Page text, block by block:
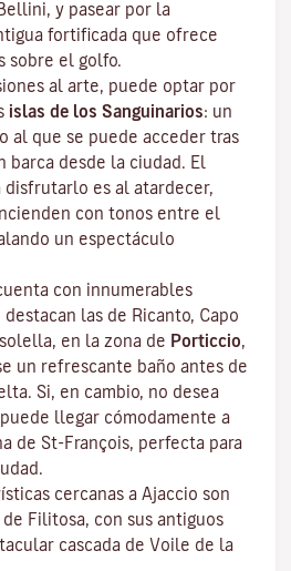
y pasear por la
fortificada que ofrece
sobre el golfo.
al arte, puede optar por
islas de los Sanguinarios: un
al que se puede acceder tras
barca desde la ciudad. El
disfrutarlo es al atardecer,
con tonos entre el
un espectáculo
con innumerables
las de Ricanto, Capo
Isolella, en la zona de Porticcio,
un refrescante baño antes de
Si, en cambio, no desea
llegar cómodamente a
de St-François, perfecta para
cercanas a Ajaccio son
Filitosa, con sus antiguos
cascada de Voile de la